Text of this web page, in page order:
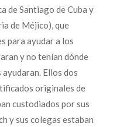
de Santiago de Cuba y
de Méjico), que
para ayudar a los
y no tenían dónde
Ellos dos
originales de
custodiados por sus
y sus colegas estaban